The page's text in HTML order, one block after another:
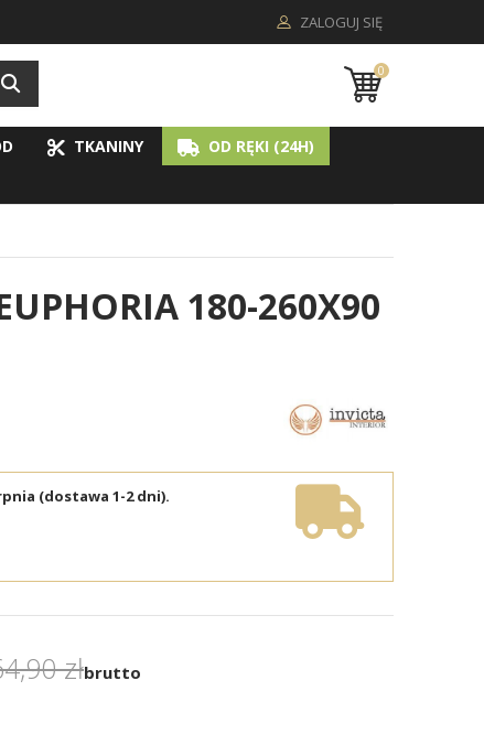
ZALOGUJ SIĘ
0
TKANINY
OD RĘKI (24H)
180-260X90
(dostawa 1-2 dni).
złbrutto